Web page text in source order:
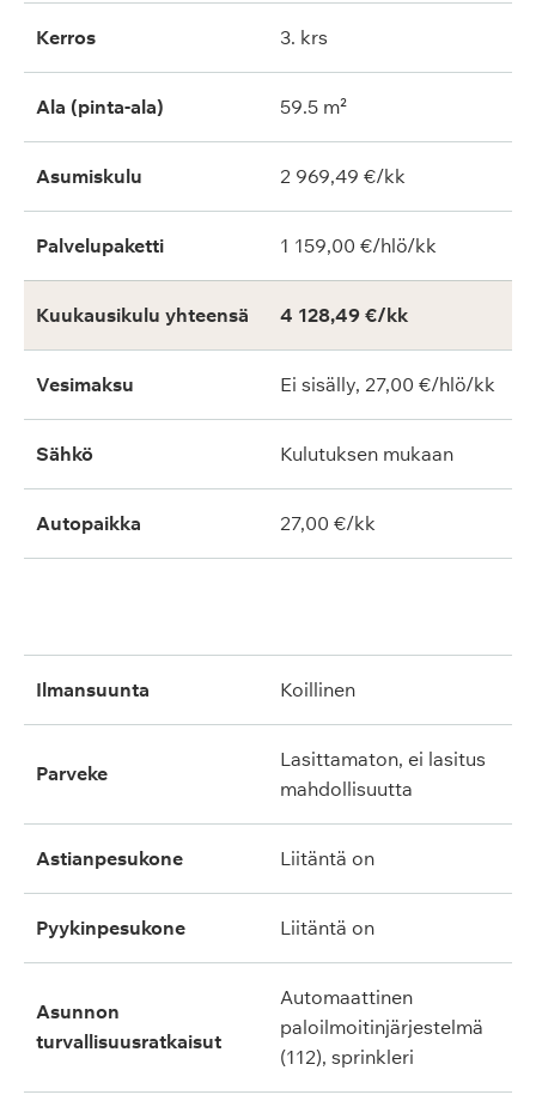
Kerros 3. krs
Ala (pinta-ala) 59.5 m²
Asumiskulu 2 969,49 €/kk
Palvelupaketti 1 159,00 €/hlö/kk
Kuukausikulu yhteensä 4 128,49 €/kk
Vesimaksu Ei sisälly, 27,00 €/hlö/kk
Sähkö Kulutuksen mukaan
Autopaikka 27,00 €/kk
ilmansuunta koillinen
parveke
lasittamaton, ei lasitus
mahdollisuutta
astianpesukone liitäntä on
pyykinpesukone liitäntä on
asunnon
turvallisuusratkaisut
automaattinen
paloilmoitinjärjestelmä
(112), sprinkleri